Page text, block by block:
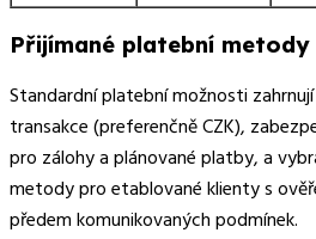
Přijímané platební metody
Standardní platební možnosti
transakce (preferenčně CZK),
pro zálohy a plánované platby, a
metody pro etablované klienty s
předem komunikovaných podmínek.